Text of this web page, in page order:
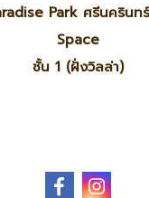
Park ศรีนครินท
Space
ชั้น 1 (ฝั่งวิลล่า)